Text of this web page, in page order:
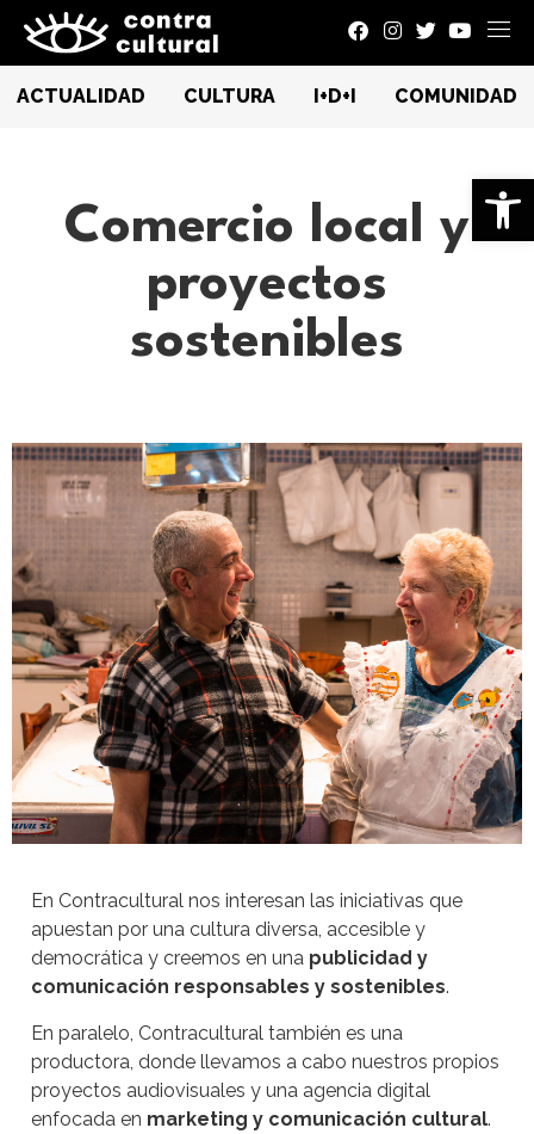
ACTUALIDAD CULTURA I+D+I COMUNIDAD
Comercio local y
proyectos
sostenibles
En Contracultural nos interesan las iniciativas que
apuestan por una cultura diversa, accesible y
democrática y creemos en una publicidad y
comunicación responsables y sostenibles.
En paralelo, Contracultural también es una
productora, donde llevamos a cabo nuestros propios
proyectos audiovisuales y una agencia digital
enfocada en marketing y comunicación cultural.